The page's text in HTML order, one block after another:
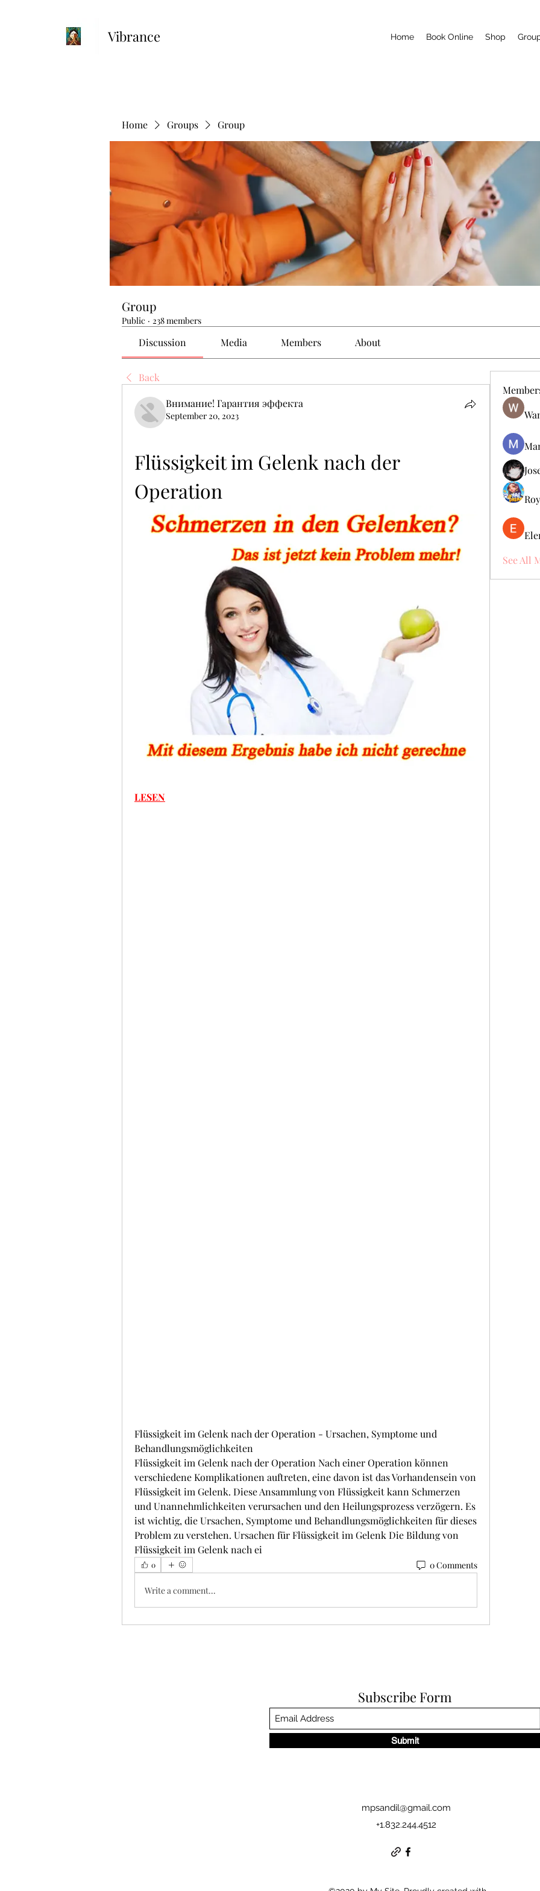
Vibrance Home Book Online Shop
Home Groups Group
Group
Public · 238 members
Discussion Media Members About
Back
Внимание! Гарантия эффекта
September 20, 2023
Flüssigkeit im Gelenk nach der
Operation
LESEN
Flüssigkeit im Gelenk nach der Operation - Ursachen, Symptome und
Behandlungsmöglichkeiten
Flüssigkeit im Gelenk nach der Operation Nach einer Operation können
verschiedene Komplikationen auftreten, eine davon ist das Vorhandensein von
Flüssigkeit im Gelenk. Diese Ansammlung von Flüssigkeit kann Schmerzen
und Unannehmlichkeiten verursachen und den Heilungsprozess verzögern. Es
ist wichtig, die Ursachen, Symptome und Behandlungsmöglichkeiten für dieses
Problem zu verstehen. Ursachen für Flüssigkeit im Gelenk Die Bildung von
Flüssigkeit im Gelenk nach ei
0 0 Comments
Write a comment...
See All
Subscribe Form
Submit
mpsandil@gmail.com
+1.832.244.4512